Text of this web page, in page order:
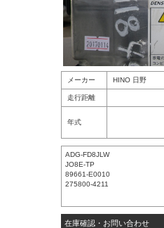
メーカー HINO 日野
走行距離
年式
ADG-FD8JLW
JO8E-TP
89661-E0010
275800-4211
在庫確認・お問い合わせ